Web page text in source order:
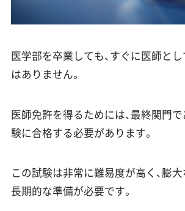
医学部を卒業しても、すぐに医師と
はありません。
医師免許を得るためには、最終関門
験に合格する必要があります。
この試験は非常に難易度が高く、膨
長期的な準備が必要です。